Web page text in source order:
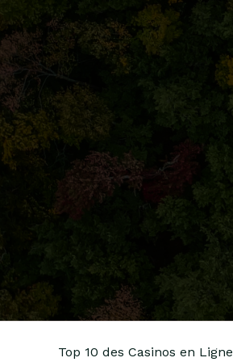
Top 10 des Casinos en Ligne